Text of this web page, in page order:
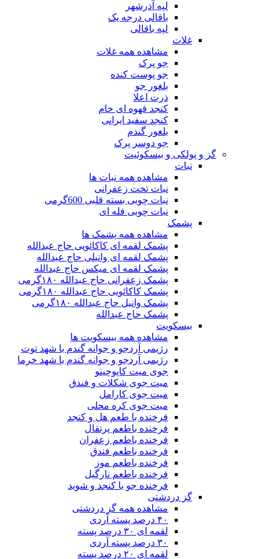
لپه آذرشهر
باقالی درجه یک
لپه باقالی
غلات
مشاهده همه غلات
جو پرک
جو پوست کنده
بلغور جو
ذرت اعلا
کنجد قهوه ای خام
کنجد سفید ایرانی
بلغور گندم
جو دوسر پرک
گز و پولکی و بیسکوئیت
نبات
مشاهده همه نبات ها
نبات تخت زعفرانی
نبات چوبی بسته قلبی 600گرمی
نبات چوبی فله ای
پشمک
مشاهده همه پشمک ها
پشمک لقمه ای کاکائویی حاج عبدالله
پشمک لقمه ای وانیلی حاج عبدالله
پشمک لقمه ای میکس حاج عبدالله
پشمک زعفرانی حاج عبدالله ۱۸۰گرمی
پشمک کاکائویی حاج عبدالله ۱۸۰گرمی
پشمک وانیل حاج عبدالله ۱۸۰گرمی
پشمک حاج عبدالله
بیسکویت
مشاهده همه بیسکویت ها
رژیمی آردجو و جوانه گندم با شهد توت
رژیمی آردجو و جوانه گندم با شهد خرما
جوی میت کاپوچینو
میت جوی شکلات و فندق
میت جوی کارامل
میت جوی کره محلی
فرخنده با طعم هل و کنجد
فرخنده باطعم پرتقال
فرخنده باطعم زعفران
فرخنده باطعم فندق
فرخنده باطعم موز
فرخنده باطعم نارگیل
فرخنده جو با کنجد و شوید
گز دردشتی
مشاهده همه گز دردشتی
۴۰ درصد پسته آردی
لقمه ای ۳۰ درصد پسته
۳۰ درصد پسته آردی
لقمه ای ۲۰ درصد پسته